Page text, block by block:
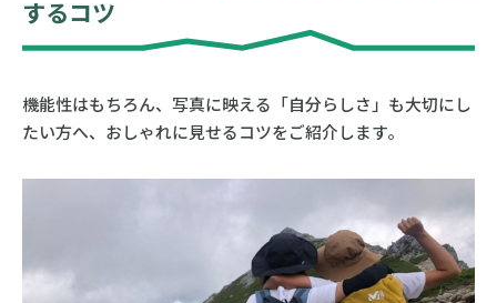
するコツ
機能性はもちろん、写真に映える「自分らしさ」も大切にし
たい方へ、おしゃれに見せるコツをご紹介します。